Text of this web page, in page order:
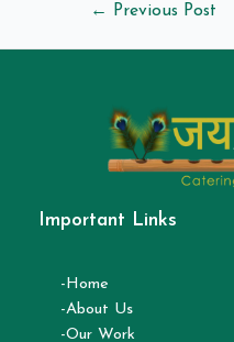
← Previous Post
Important Links
-Home
-About Us
-Our Work